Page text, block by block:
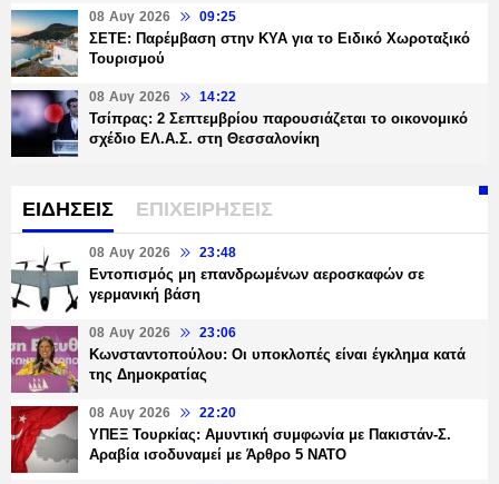
08 Αυγ 2026 09:25
ΣΕΤΕ: Παρέμβαση στην ΚΥΑ για το Ειδικό Χωροταξικό
Τουρισμού
08 Αυγ 2026 14:22
Τσίπρας: 2 Σεπτεμβρίου παρουσιάζεται το οικονομικό
σχέδιο ΕΛ.Α.Σ. στη Θεσσαλονίκη
ΕΙΔΗΣΕΙΣ ΕΠΙΧΕΙΡΗΣΕΙΣ
08 Αυγ 2026 23:48
Εντοπισμός μη επανδρωμένων αεροσκαφών σε
γερμανική βάση
08 Αυγ 2026 23:06
Κωνσταντοπούλου: Οι υποκλοπές είναι έγκλημα κατά
της Δημοκρατίας
08 Αυγ 2026 22:20
ΥΠΕΞ Τουρκίας: Αμυντική συμφωνία με Πακιστάν-Σ.
Αραβία ισοδυναμεί με Άρθρο 5 NATO